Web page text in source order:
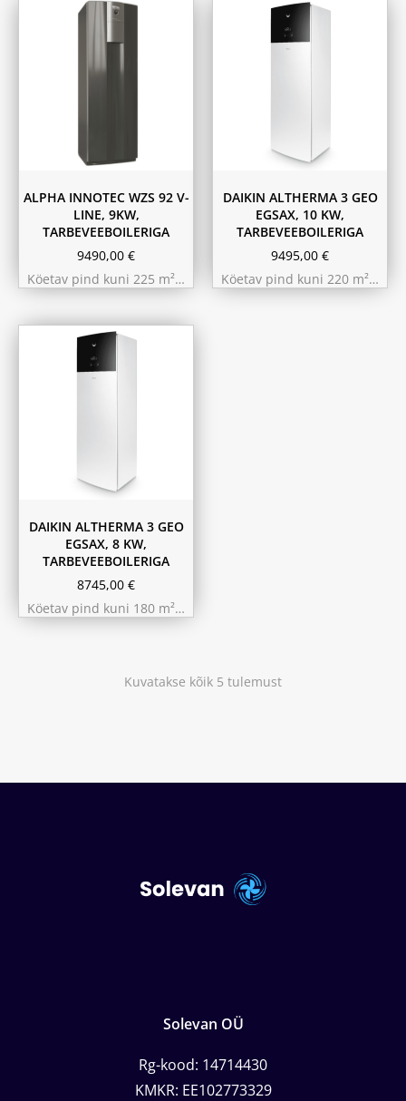
ALPHA INNOTEC WZS 92 V-
LINE, 9KW,
TARBEVEEBOILERIGA
9490,00 €
Köetav pind kuni 225 m²…
DAIKIN ALTHERMA 3 GEO
EGSAX, 10 KW,
TARBEVEEBOILERIGA
9495,00 €
Köetav pind kuni 220 m²…
DAIKIN ALTHERMA 3 GEO
EGSAX, 8 KW,
TARBEVEEBOILERIGA
8745,00 €
Köetav pind kuni 180 m²…
Kuvatakse kõik 5 tulemust
Solevan OÜ
Rg-kood: 14714430
KMKR: EE102773329